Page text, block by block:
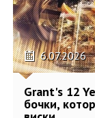
6.07.2026
Grant's 12
бочки,